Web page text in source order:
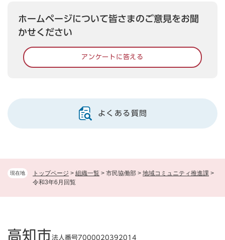
現在地 トップページ > 組織一覧 > 市民協働部 > 地域コミュニティ推進課 >
令和3年6月回覧
ホームページについて皆さまのご意見をお聞
かせください
アンケートに答える
よくある質問
高知市法人番号7000020392014